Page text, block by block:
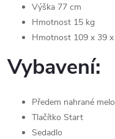
Výška 77 cm
Hmotnost 15 kg
Hmotnost 109 x 39
Vybavení:
Předem nahrané
Tlačítko Start
Sedadlo